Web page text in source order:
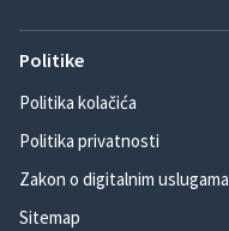
Politike
Politika kolačića
Politika privatnosti
Zakon o digitalnim uslugama
Sitemap